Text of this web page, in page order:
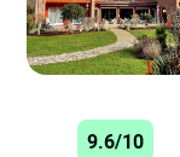
9.6/10